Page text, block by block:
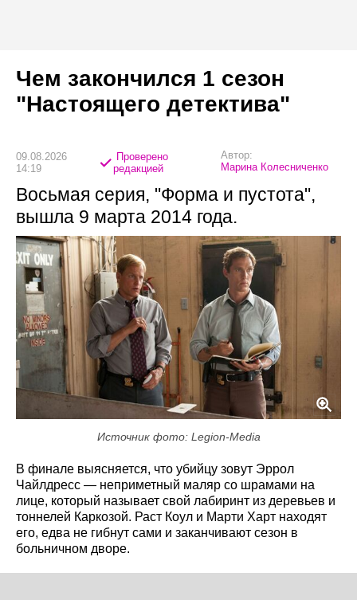
Чем закончился 1 сезон
"Настоящего детектива"
09.08.2026
14:19
Проверено
редакцией
Автор:
Марина Колесниченко
Восьмая серия, "Форма и пустота",
вышла 9 марта 2014 года.
Источник фото: Legion-Media
В финале выясняется, что убийцу зовут Эррол
Чайлдресс — неприметный маляр со шрамами на
лице, который называет свой лабиринт из деревьев и
тоннелей Каркозой. Раст Коул и Марти Харт находят
его, едва не гибнут сами и заканчивают сезон в
больничном дворе.